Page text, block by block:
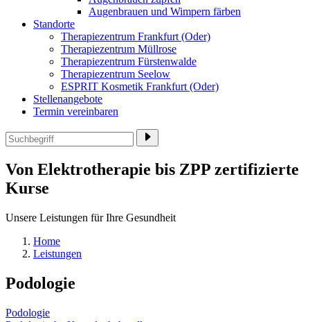
Augenbrauen und Wimpern färben
Standorte
Therapiezentrum Frankfurt (Oder)
Therapiezentrum Müllrose
Therapiezentrum Fürstenwalde
Therapiezentrum Seelow
ESPRIT Kosmetik Frankfurt (Oder)
Stellenangebote
Termin vereinbaren
Von Elektrotherapie bis ZPP zertifizierte
Kurse
Unsere Leistungen für Ihre Gesundheit
Home
Leistungen
Podologie
Podologie